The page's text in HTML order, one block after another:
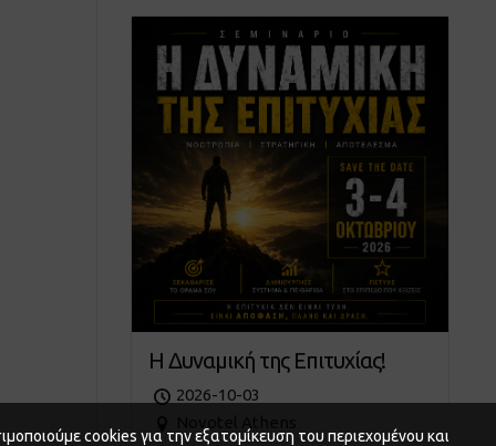
Η Δυναμική της Επιτυχίας!
2026-10-03
cookies για την εξατομίκευση του περιεχομένου και